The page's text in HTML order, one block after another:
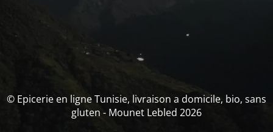
© Epicerie en ligne Tunisie, livraison a domicile, bio, sans
gluten - Mounet Lebled 2026